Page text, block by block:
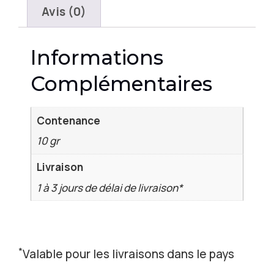
Avis (0)
Informations
Complémentaires
Contenance
10 gr
Livraison
1 à 3 jours de délai de livraison*
*Valable pour les livraisons dans le pays